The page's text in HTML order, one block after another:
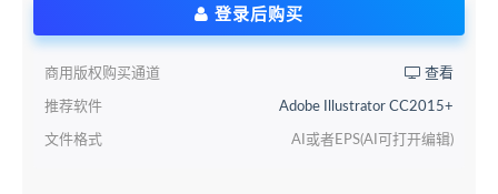
登录后购买
商用版权购买通道 查看
推荐软件 Adobe Illustrator CC2015+
文件格式 AI或者EPS(AI可打开编辑)